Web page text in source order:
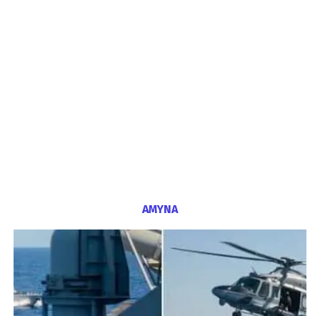
ΑΜΥΝΑ